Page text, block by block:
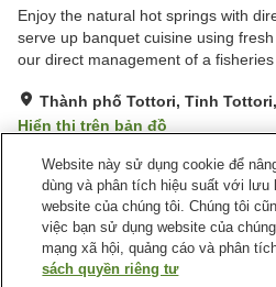
Enjoy the natural hot springs with
serve up banquet cuisine using
our direct management of a fisheries
Thành phố Tottori, Tỉnh
Hiển thị trên bản đồ
Rất tốt Đánh giá:353 lượt
Tiện nghi chỗ nghỉ
Bãi đỗ xe
Máy bán hàng tự động
Website này sử dụng cookie để
dùng và phân tích hiệu suất với lưu
website của chúng tôi. Chúng tôi
việc bạn sử dụng website của
mạng xã hội, quảng cáo và phân
sách quyền riêng tư